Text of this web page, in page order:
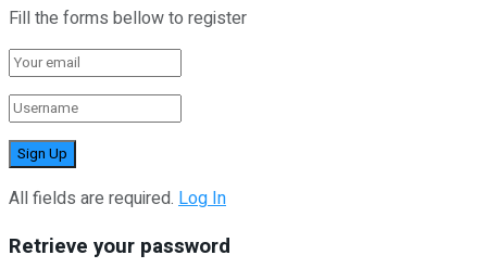
Fill the forms bellow to register
All fields are required. Log In
Retrieve your password